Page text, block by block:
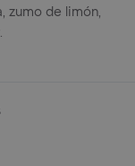
zumo de limón,